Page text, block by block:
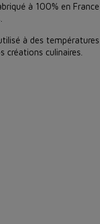
à 100% en
à des
culinaires.